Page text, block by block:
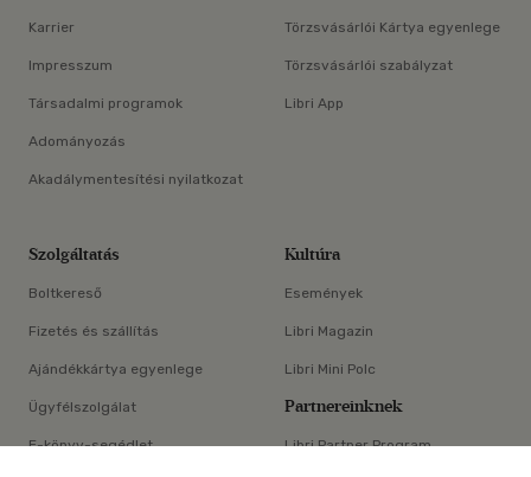
×
Karrier
Impresszum
Társadalmi programok
Adományozás
Akadálymentesítési nyilatkozat
Törzsvásárlói Kártya egyenlege
Törzsvásárlói szabályzat
Libri App
Szolgáltatás
Boltkereső
Fizetés és szállítás
Ajándékkártya egyenlege
Ügyfélszolgálat
E-könyv-segédlet
Kultúra
Események
Libri Magazin
Libri Mini Polc
Partnereinknek
Libri Partner Program